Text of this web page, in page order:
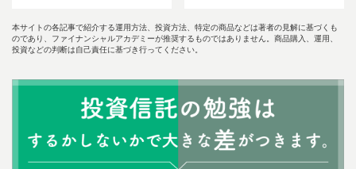
本サイトの各記事で紹介する運用方法、投資方法、特定の商品などは著者の見解に基づくも
のであり、ファイナンシャルアカデミーが推奨するものではありません。商品購入、運用、
投資などの判断は自己責任に基づき行ってください。